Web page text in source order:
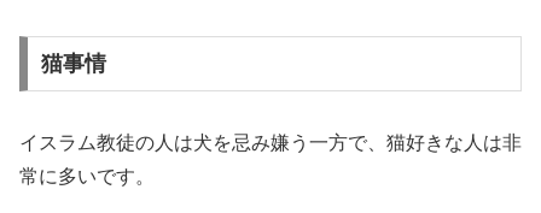
猫事情
イスラム教徒の人は犬を忌み嫌う一方で、猫好きな人は非
常に多いです。